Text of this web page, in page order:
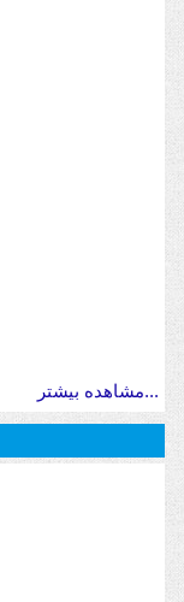
مشاهده بیشتر...